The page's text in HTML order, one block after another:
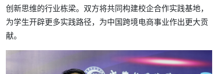
创新思维的行业栋梁。双方将共同构建校企合作实践基地，
为学生开辟更多实践路径，为中国跨境电商事业作出更大贡
献。